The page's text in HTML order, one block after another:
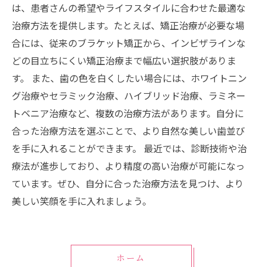
は、患者さんの希望やライフスタイルに合わせた最適な
治療方法を提供します。たとえば、矯正治療が必要な場
合には、従来のブラケット矯正から、インビザラインな
どの目立ちにくい矯正治療まで幅広い選択肢がありま
す。 また、歯の色を白くしたい場合には、ホワイトニン
グ治療やセラミック治療、ハイブリッド治療、ラミネー
トベニア治療など、複数の治療方法があります。自分に
合った治療方法を選ぶことで、より自然な美しい歯並び
を手に入れることができます。 最近では、診断技術や治
療法が進歩しており、より精度の高い治療が可能になっ
ています。ぜひ、自分に合った治療方法を見つけ、より
美しい笑顔を手に入れましょう。
ホーム